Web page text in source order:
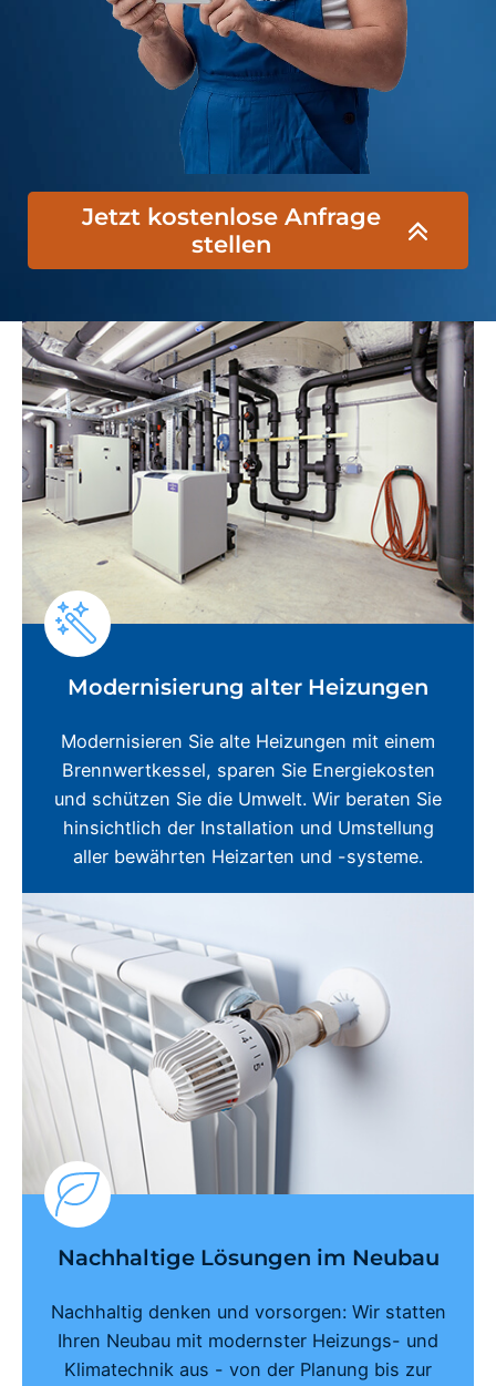
Jetzt kostenlose Anfrage
stellen
Modernisierung alter Heizungen
Modernisieren Sie alte Heizungen mit einem
Brennwertkessel, sparen Sie Energiekosten
und schützen Sie die Umwelt. Wir beraten Sie
hinsichtlich der Installation und Umstellung
aller bewährten Heizarten und -systeme.
Nachhaltige Lösungen im Neubau
Nachhaltig denken und vorsorgen: Wir statten
Ihren Neubau mit modernster Heizungs- und
Klimatechnik aus - von der Planung bis zur